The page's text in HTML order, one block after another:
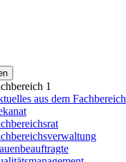
1
aus dem Fachbereich